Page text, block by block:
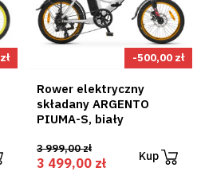
-500,00 zł
Rower elektryczny
składany ARGENTO
PIUMA-S, biały
3 999,00 zł
3 499,00 zł Kup